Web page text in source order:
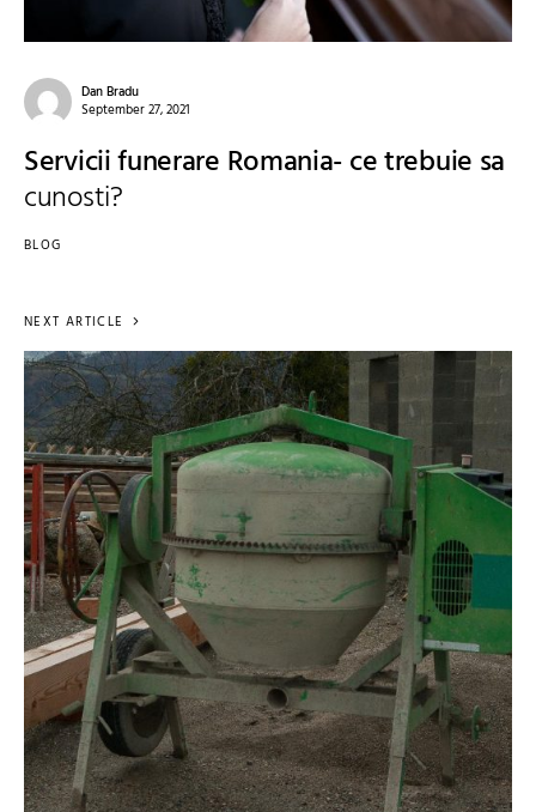
Dan Bradu
September 27, 2021
Servicii funerare Romania- ce trebuie sa
cunosti?
BLOG
NEXT ARTICLE